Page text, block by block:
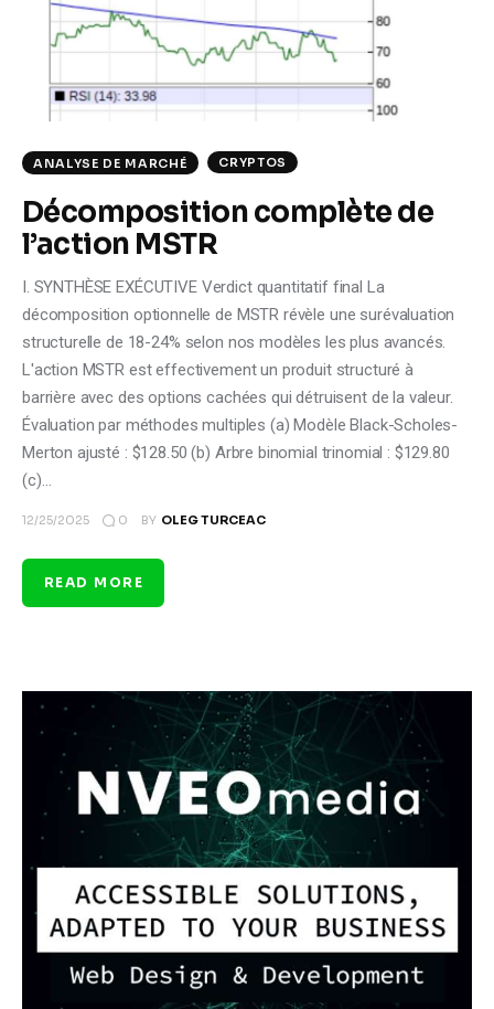
Climate
Shop
ANALYSE DE MARCHÉ CRYPTOS
Décomposition complète de
l’action MSTR
I. SYNTHÈSE EXÉCUTIVE Verdict quantitatif final La
décomposition optionnelle de MSTR révèle une surévaluation
structurelle de 18-24% selon nos modèles les plus avancés.
L'action MSTR est effectivement un produit structuré à
barrière avec des options cachées qui détruisent de la valeur.
Évaluation par méthodes multiples (a) Modèle Black-Scholes-
Merton ajusté : $128.50 (b) Arbre binomial trinomial : $129.80
(c)…
12/25/2025 0 BY OLEG TURCEAC
READ MORE